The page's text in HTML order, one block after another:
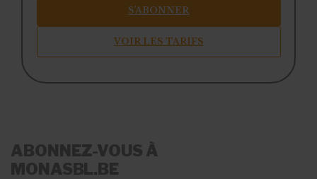
S’ABONNER
VOIR LES TARIFS
ABONNEZ-VOUS À
MONASBL.BE